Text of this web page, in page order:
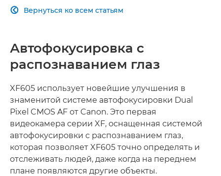
Вернуться ко всем статьям

Автофокусировка с
распознаванием глаз
XF605 использует новейшие улучшения в
знаменитой системе автофокусировки Dual
Pixel CMOS AF от Canon. Это первая
видеокамера серии XF, оснащенная системой
автофокусировки с распознаванием глаз,
которая позволяет XF605 точно определять и
отслеживать людей, даже когда на переднем
плане появляются другие объекты.